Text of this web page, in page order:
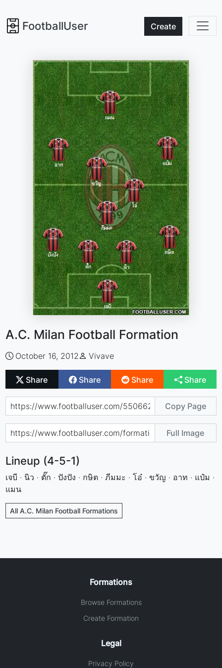
FootballUser Create
A.C. Milan Football Formation
October 16, 2012 Vivave
Share Share Share Share
Copy Page
Full Image
Lineup (4-5-1)
เจบี · นิว · ตั๊ก · ปังปัง · กษิต · ภีมมะ · โอ๋ · ขวัญ · อาท · แป๋ม ·
แมน
All A.C. Milan Football Formations
Formations
Browse Formations
Create Formation
Legal
Privacy Policy